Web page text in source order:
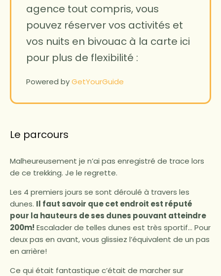
agence tout compris, vous
pouvez réserver vos activités et
vos nuits en bivouac à la carte ici
pour plus de flexibilité :
Powered byGetYourGuide
Le parcours
Malheureusement je n’ai pas enregistré de trace lors
de ce trekking. Je le regrette.
Les 4 premiers jours se sont déroulé à travers les
dunes. Il faut savoir que cet endroit est réputé
pour la hauteurs de ses dunes pouvant atteindre
200m! Escalader de telles dunes est très sportif… Pour
deux pas en avant, vous glissiez l’équivalent de un pas
en arrière!
Ce qui était fantastique c’était de marcher sur